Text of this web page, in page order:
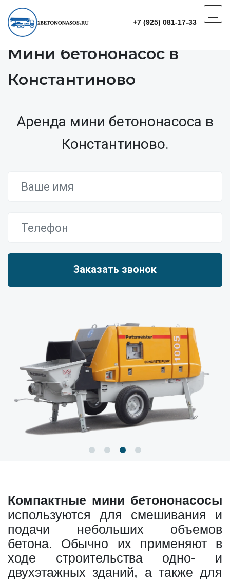
+7 (925) 081-17-33
Мини бетононасос в
Константиново
Аренда мини бетононасоса в
Константиново.
Компактные мини бетононасосы
используются для смешивания и
подачи небольших объемов
бетона. Обычно их применяют в
ходе строительства одно- и
двухэтажных зданий, а также для